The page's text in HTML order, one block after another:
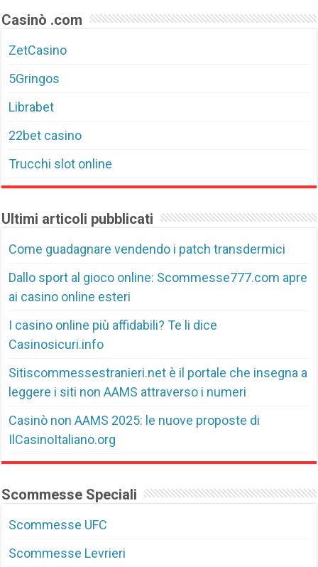
Casinò .com
ZetCasino
5Gringos
Librabet
22bet casino
Trucchi slot online
Ultimi articoli pubblicati
Come guadagnare vendendo i patch transdermici
Dallo sport al gioco online: Scommesse777.com apre
ai casino online esteri
I casino online più affidabili? Te li dice
Casinosicuri.info
Sitiscommessestranieri.net è il portale che insegna a
leggere i siti non AAMS attraverso i numeri
Casinò non AAMS 2025: le nuove proposte di
IlCasinoItaliano.org
Scommesse Speciali
Scommesse UFC
Scommesse Levrieri